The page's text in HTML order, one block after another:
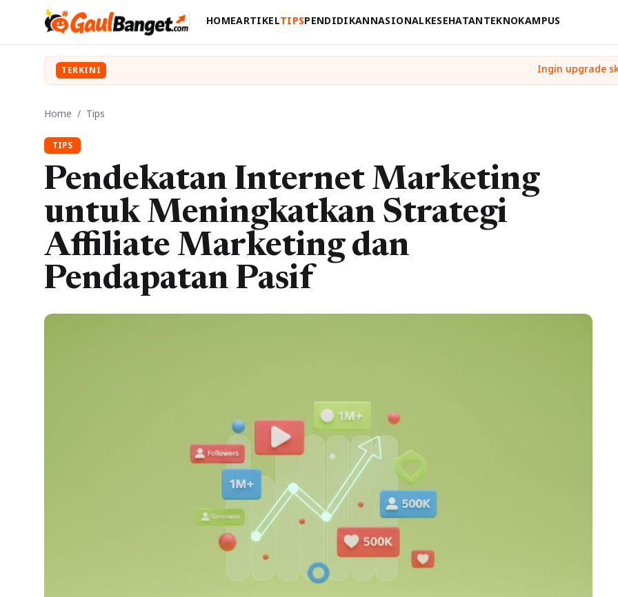
HOMEARTIKELTIPSPENDIDIKANNASIONALKESEHATANTEKNOKAMPUS
TERKINI
Home / Tips
TIPS
Pendekatan Internet Marketing
untuk Meningkatkan Strategi
Affiliate Marketing dan
Pendapatan Pasif